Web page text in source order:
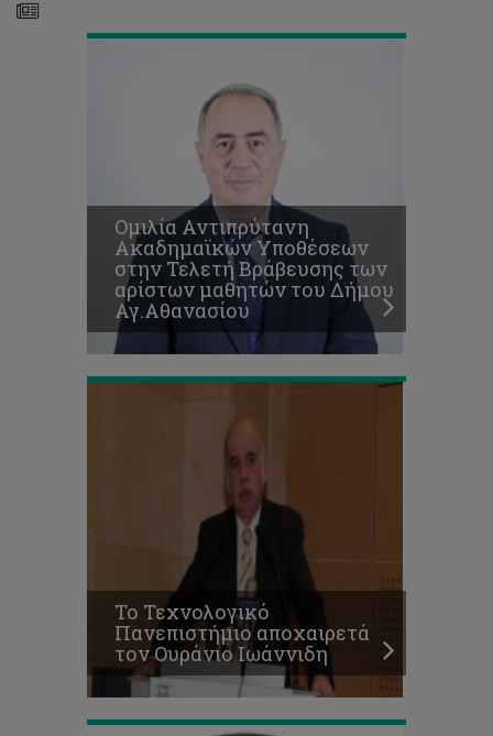
Ομιλία Αντιπρύτανη
Ακαδημαϊκών Υποθέσεων
στην Τελετή Βράβευσης των
αρίστων μαθητών του Δήμου
Αγ.Αθανασίου
Το
Τεχνολογικό
Πανεπιστήμιο
αποχαιρετά
τον
Ουράνιο
Ιωάννιδη
Το Τεχνολογικό
Πανεπιστήμιο αποχαιρετά
τον Ουράνιο Ιωάννιδη
Απολογισμός
Εργαστηρίου
Ψηφιακής
Πολιτιστικής
Κληρονομιάς
για
το
2019